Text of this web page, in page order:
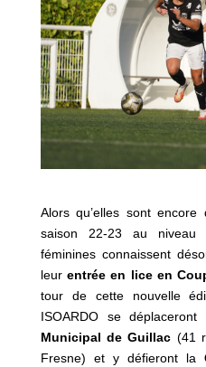
Alors qu’elles sont
saison 22-23 au niveau
féminines connaissent
leurentrée en lice en
tour de cette nouvelle
ISOARDO se
Municipal de Guillac (41
Fresne) et y défieront la